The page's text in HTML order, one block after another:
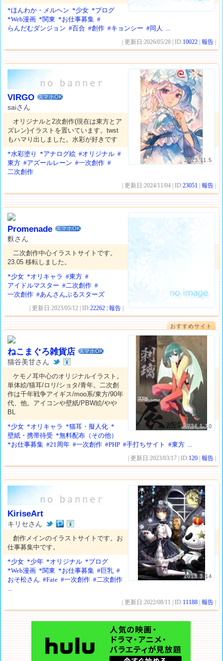
*ほんわか・メルヘン *少女 *ブログ
*Web漫画 *関東 *お仕事募集 #
らんだむダンジョン #百合 #創作 #キョンシー #同人 ...
| 更新日:2026/05/28 | ID:10022 |報告
2023.11.5
VIRGO スマホOK
saiさん
オリジナルと2次創作(現在は東方とア
ズレン)イラストを置いています。twst
もハマり出しました。水彩が好きです
*水彩塗り
*アナログ絵 #オリジナル #
東方 #アズールレーン #一次創作 #
二次創作
| 更新日:2024/11/04 | ID:23051 |報告
Promenade スマホOK
麩さん
二次創作中心イラストサイトです。
23.05 移転しました。
*少女 *オリキャラ #東方 #
アイドルマスター #二次創作 #
一次創作 #あんさんぶるスターズ
| 更新日:2023/05/12 | ID:22262 |報告
おすすめサイト
2024.1.10
ねこまぐろ雑貨店 スマホOK
猫谷美甘さん
ケモノ耳中心のオリジナルイラスト。
単体絵/猫耳/ロリ/ショタ/青年。二次創
作は千年戦争アイギス/moo系/東方/90年
代、他。アイコンや壁紙/PBW絵/やや
BL
*少女 *オリキャラ *猫耳・擬人化 *
壁紙・携帯待受 *無料配布（その他）
*お仕事募集 #21周年 #一次創作 #PHP #手打ちサイト #東方 ...
| 更新日:2023/03/17 | ID:120 |報告
2013.3.14
KiriseArt
キリセさん
創作メインのイラストサイトです。お
仕事募集中です。
*少女 *少年 *オリジナル *ブログ
*Web漫画 *関東 *お仕事募集 #巨乳 #
おそ松さん #Fate #一次創作 #二次創作
...
| 更新日:2022/08/11 | ID:11188 |報告